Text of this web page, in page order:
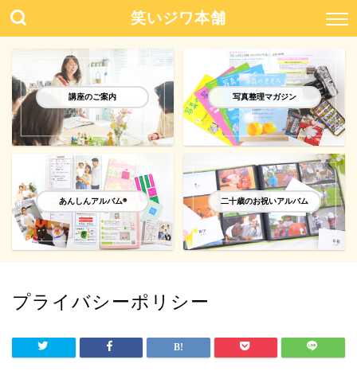
笑いジワ本舗
講座のご案内 写真整理マガジン
あんしんアルバム®️ 二十歳のお祝いアルバム
プライバシーポリシー